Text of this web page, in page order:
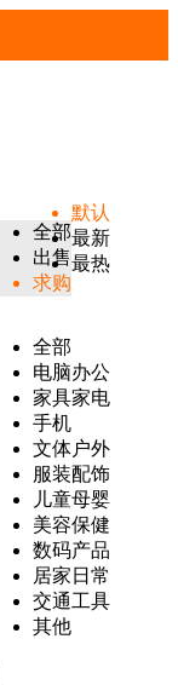
全部
出售
求购
全部
电脑办公
家具家电
手机
文体户外
服装配饰
儿童母婴
美容保健
数码产品
居家日常
交通工具
其他
默认
最新
最热